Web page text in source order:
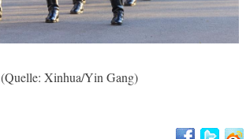
(Quelle: Xinhua/Yin Gang)